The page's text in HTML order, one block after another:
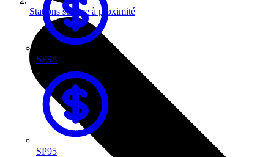
SP98
SP95
Stations service à proximité